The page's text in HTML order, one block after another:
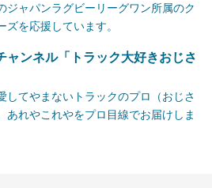
ジャパンラグビーリーグワン所属のク
ズを応援しています。
ャンネル「トラック大好きおじさ
してやまないトラックのプロ（おじさ
あれやこれやをプロ目線でお届けしま